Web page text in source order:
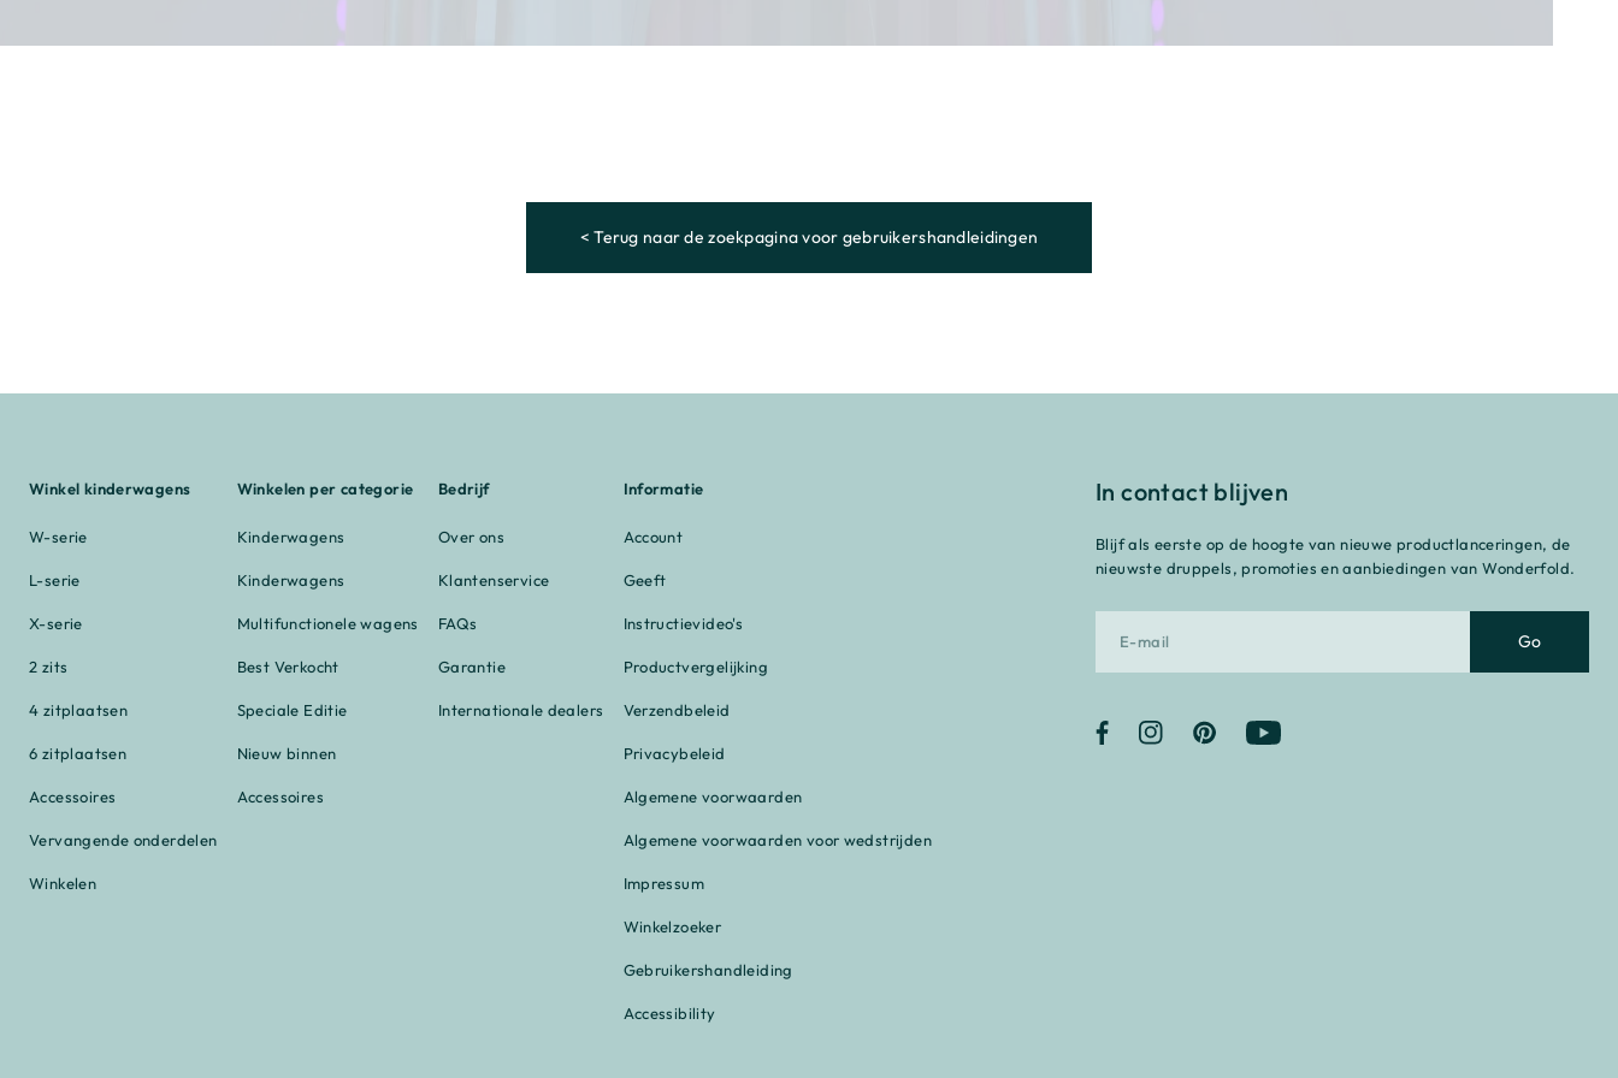
< Terug naar de zoekpagina voor gebruikershandleidingen
Winkel kinderwagens
W-serie
L-serie
X-serie
2 zits
4 zitplaatsen
6 zitplaatsen
Accessoires
Vervangende onderdelen
Winkelen
Winkelen per categorie
Kinderwagens
Kinderwagens
Multifunctionele wagens
Best Verkocht
Speciale Editie
Nieuw binnen
Accessoires
Bedrijf
Over ons
Klantenservice
FAQs
Garantie
Internationale dealers
Informatie
Account
Geeft
Instructievideo's
Productvergelijking
Verzendbeleid
Privacybeleid
Algemene voorwaarden
Algemene voorwaarden voor wedstrijden
Impressum
Winkelzoeker
Gebruikershandleiding
Accessibility
In contact blijven
Blijf als eerste op de hoogte van nieuwe productlanceringen, de
nieuwste druppels, promoties en aanbiedingen van Wonderfold.
Go
FacebookInstagramPinterest YouTube